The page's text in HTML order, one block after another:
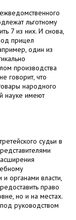
льготному
7 из них. И снова,
прицел
один из
производства
говорит, что
народного
науке имеют
судьи в
органами власти,
право
но и на местах.
руководством